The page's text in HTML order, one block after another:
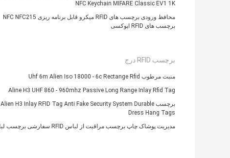
NFC Keychain MIFARE Classic EV1 1K
محافظ ورودی برچسب های RFID میکرو قابل برنامه ریزی NFC NFC215
برچسب های RFID اپوکسی
برچسب RFID درج
منبت مرطوب Uhf 6m Alien Iso 18000 - 6c Rectange Rfid
Aline H3 UHF 860 - 960mhz Passive Long Range Inlay Rfid Tag
برچسب Alien H3 Inlay RFID Tag Anti Fake Security System Durable
Dress Hang Tags
مدیریت پوشاک چاپ برچسب مراقبت از لباس RFID سفارشی برچسب لباس